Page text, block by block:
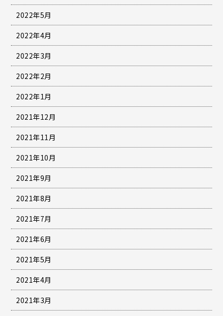
2022年5月
2022年4月
2022年3月
2022年2月
2022年1月
2021年12月
2021年11月
2021年10月
2021年9月
2021年8月
2021年7月
2021年6月
2021年5月
2021年4月
2021年3月